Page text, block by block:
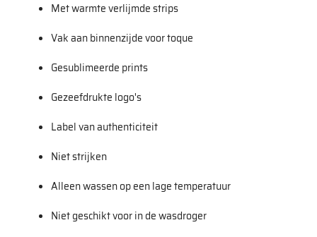
Met warmte verlijmde strips
Vak aan binnenzijde voor toque
Gesublimeerde prints
Gezeefdrukte logo's
Label van authenticiteit
Niet strijken
Alleen wassen op een lage temperatuur
Niet geschikt voor in de wasdroger